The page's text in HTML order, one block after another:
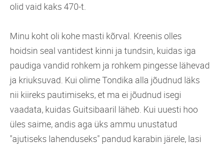
olid vaid kaks 470-t.
Minu koht oli kohe masti kõrval. Kreenis olles
hoidsin seal vantidest kinni ja tundsin, kuidas iga
paudiga vandid rohkem ja rohkem pingesse lähevad
ja kriuksuvad. Kui olime Tondika alla jõudnud läks
nii kiireks pautimiseks, et ma ei jõudnud isegi
vaadata, kuidas Guitsibaaril läheb. Kui uuesti hoo
üles saime, andis aga üks ammu unustatud
"ajutiseks lahenduseks" pandud karabin järele, lasi